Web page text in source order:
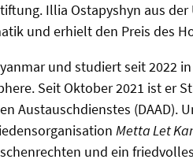
Illia Ostapyshyn aus
und erhielt den Preis des
und studiert seit 2022
Seit Oktober 2021 ist er
Austauschdienstes (DAAD).
Metta Let
und ein